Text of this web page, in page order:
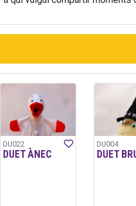
DU022
DUET ÀNEC
DU004
DUET